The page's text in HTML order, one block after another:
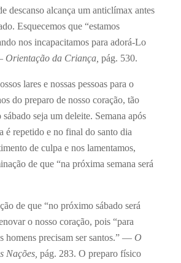
descanso alcança um anticlímax antes
Esquecemos que “estamos
nos incapacitamos para adorá-Lo
Orientação da Criança, pág. 530.
lares e nossas pessoas para o
do preparo de nosso coração, tão
seja um deleite. Semana após
é repetido e no final do santo dia
de culpa e nos lamentamos,
de que “na próxima semana será
de que “no próximo sábado será
o nosso coração, pois “para
homens precisam ser santos.” — O
Nações, pág. 283. O preparo físico